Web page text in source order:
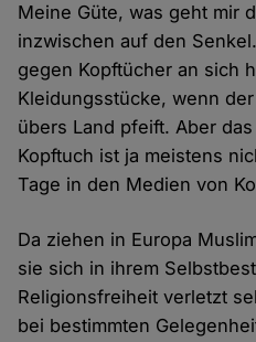
Meine Güte, was geht mir
inzwischen auf den
gegen Kopftücher an sich
Kleidungsstücke, wenn
übers Land pfeift. Aber
Kopftuch ist ja meistens
Tage in den Medien von
Da ziehen in Europa
sie sich in ihrem
Religionsfreiheit verletzt
bei bestimmten